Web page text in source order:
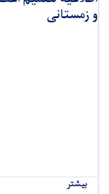
و زمستانی
بیشتر